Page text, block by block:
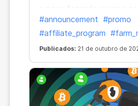
a nova fazenda reserva
que é? A resposta é simples:
#announcement #promo
#affiliate_program
Publicados: 21 de outubro de